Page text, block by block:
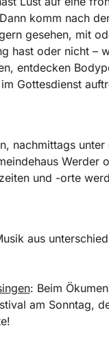
komm nach
gesehen, mit
hast oder nicht –
entdecken
Gottesdienst
nachmittags unter
Werder
und -orte
aus
: Beim
am Sonntag,